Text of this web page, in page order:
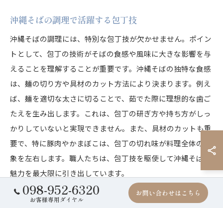
沖縄そばの調理で活躍する包丁技
沖縄そばの調理には、特別な包丁技が欠かせません。ポイン
トとして、包丁の技術がそばの食感や風味に大きな影響を与
えることを理解することが重要です。沖縄そばの独特な食感
は、麺の切り方や具材のカット方法により決まります。例え
ば、麺を適切な太さに切ることで、茹でた際に理想的な歯ご
たえを生み出します。これは、包丁の研ぎ方や持ち方がしっ
かりしていないと実現できません。また、具材のカットも重
要で、特に豚肉やかまぼこは、包丁の切れ味が料理全体の印
象を左右します。職人たちは、包丁技を駆使して沖縄そばの
魅力を最大限に引き出しています。
包丁メンテナンスが沖縄そばを変える
098-952-6320
お客様専用ダイヤル
お問い合わせはこちら